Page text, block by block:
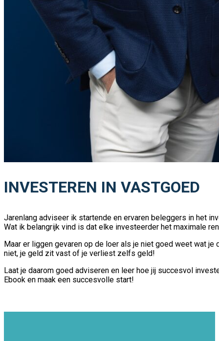
INVESTEREN IN VASTGOED
Jarenlang adviseer ik startende en ervaren beleggers in het
Wat ik belangrijk vind is dat elke investeerder het maximale
Maar er liggen gevaren op de loer als je niet goed weet wat je
niet, je geld zit vast of je verliest zelfs geld!
Laat je daarom goed adviseren en leer hoe jij succesvol
Ebook en maak een succesvolle start!